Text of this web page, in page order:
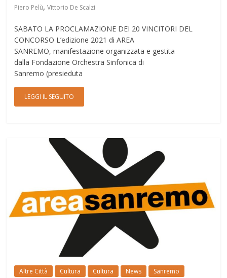
Piero Pelù,Vittorio De Scalzi
SABATO LA PROCLAMAZIONE DEI 20 VINCITORI DEL
CONCORSO L’edizione 2021 di AREA
SANREMO, manifestazione organizzata e gestita
dalla Fondazione Orchestra Sinfonica di
Sanremo (presieduta
LEGGI IL SEGUITO
Altre Città Cultura Cultura News Sanremo